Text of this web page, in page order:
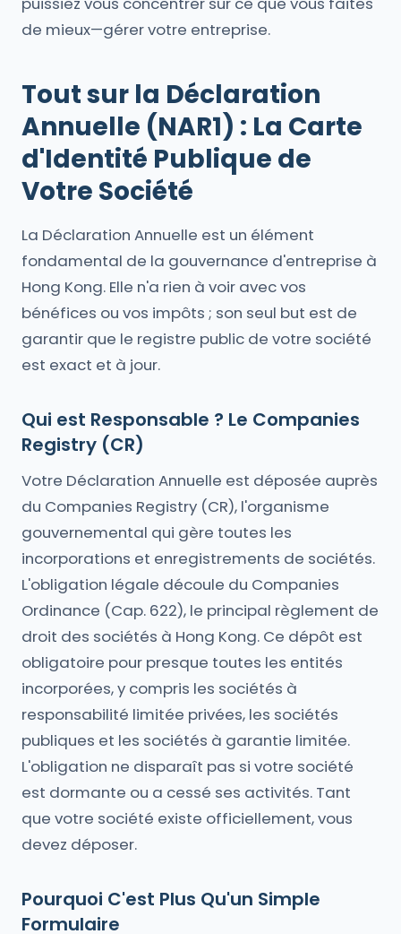
de mieux—gérer votre entreprise.
Tout sur la Déclaration
Annuelle (NAR1) : La Carte
d'Identité Publique de
Votre Société
La Déclaration Annuelle est un élément
fondamental de la gouvernance d'entreprise à
Hong Kong. Elle n'a rien à voir avec vos
bénéfices ou vos impôts ; son seul but est de
garantir que le registre public de votre société
est exact et à jour.
Qui est Responsable ? Le Companies
Registry (CR)
Votre Déclaration Annuelle est déposée auprès
du Companies Registry (CR), l'organisme
gouvernemental qui gère toutes les
incorporations et enregistrements de sociétés.
L'obligation légale découle du Companies
Ordinance (Cap. 622), le principal règlement de
droit des sociétés à Hong Kong. Ce dépôt est
obligatoire pour presque toutes les entités
incorporées, y compris les sociétés à
responsabilité limitée privées, les sociétés
publiques et les sociétés à garantie limitée.
L'obligation ne disparaît pas si votre société
est dormante ou a cessé ses activités. Tant
que votre société existe officiellement, vous
devez déposer.
Pourquoi C'est Plus Qu'un Simple
Formulaire